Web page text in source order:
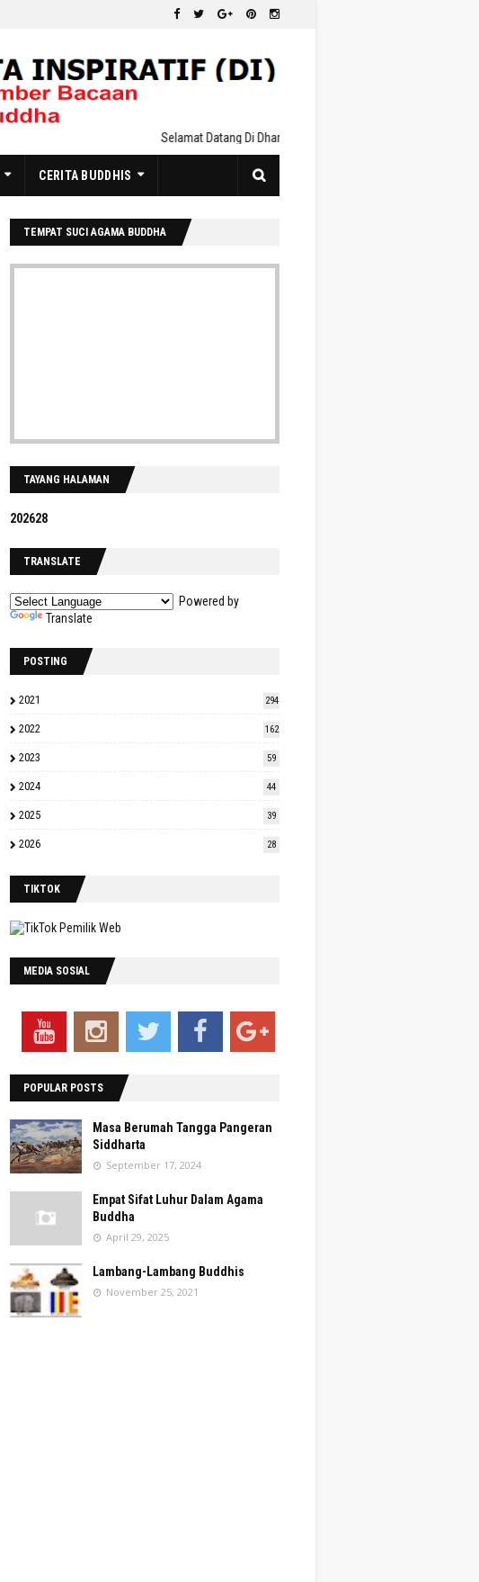
Selamat Datang Di Dharmaduta Inspiratif : https://
CERITA BUDDHIS
TEMPAT SUCI AGAMA BUDDHA
TAYANG HALAMAN
202628
TRANSLATE
Powered by
Translate
POSTING
2021 294
2022 162
2023 59
2024 44
2025 39
2026 28
TIKTOK
MEDIA SOSIAL
POPULAR POSTS
Masa Berumah Tangga Pangeran
Siddharta
September 17, 2024
Empat Sifat Luhur Dalam Agama
Buddha
April 29, 2025
Lambang-Lambang Buddhis
November 25, 2021